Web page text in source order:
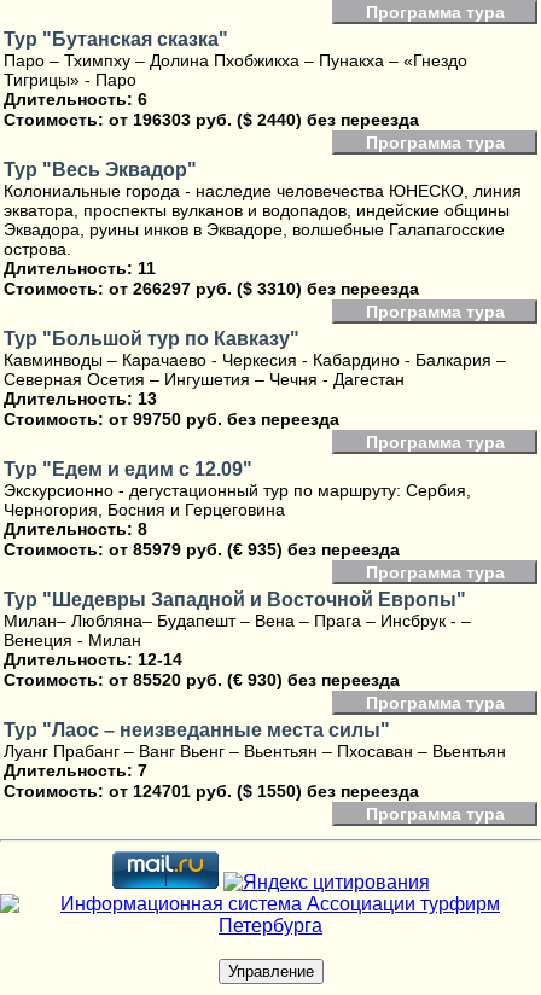
Программа тура
Тур "Бутанская сказка"
Паро – Тхимпху – Долина Пхобжикха – Пунакха – «Гнездо
Тигрицы» - Паро
Длительность: 6
Стоимость: от 196303 руб. ($ 2440) без переезда
Программа тура
Тур "Весь Эквадор"
Колониальные города - наследие человечества ЮНЕСКО, линия
экватора, проспекты вулканов и водопадов, индейские общины
Эквадора, руины инков в Эквадоре, волшебные Галапагосские
острова.
Длительность: 11
Стоимость: от 266297 руб. ($ 3310) без переезда
Программа тура
Тур "Большой тур по Кавказу"
Кавминводы – Карачаево - Черкесия - Кабардино - Балкария –
Северная Осетия – Ингушетия – Чечня - Дагестан
Длительность: 13
Стоимость: от 99750 руб. без переезда
Программа тура
Тур "Едем и едим с 12.09"
Экскурсионно - дегустационный тур по маршруту: Сербия,
Черногория, Босния и Герцеговина
Длительность: 8
Стоимость: от 85979 руб. (€ 935) без переезда
Программа тура
Тур "Шедевры Западной и Восточной Европы"
Милан– Любляна– Будапешт – Вена – Прага – Инсбрук - –
Венеция - Милан
Длительность: 12-14
Стоимость: от 85520 руб. (€ 930) без переезда
Программа тура
Тур "Лаос – неизведанные места силы"
Луанг Прабанг – Ванг Вьенг – Вьентьян – Пхосаван – Вьентьян
Длительность: 7
Стоимость: от 124701 руб. ($ 1550) без переезда
Программа тура